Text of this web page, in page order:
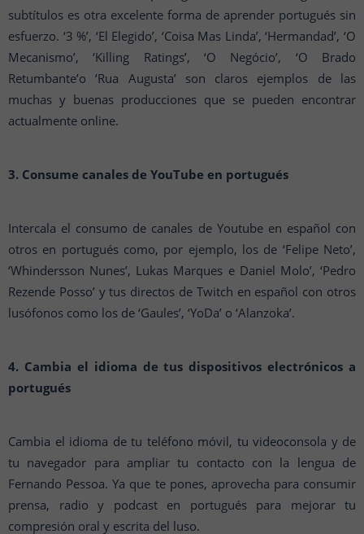
subtítulos es otra excelente forma de aprender portugués sin
esfuerzo. ‘3 %’, ‘El Elegido’, ‘Coisa Mas Linda’, ‘Hermandad’, ‘O
Mecanismo’, ‘Killing Ratings’, ‘O Negócio’, ‘O Brado
Retumbante’o ‘Rua Augusta’ son claros ejemplos de las
muchas y buenas producciones que se pueden encontrar
actualmente online.
3. Consume canales de YouTube en portugués
Intercala el consumo de canales de Youtube en español con
otros en portugués como, por ejemplo, los de ‘Felipe Neto’,
‘Whindersson Nunes’, Lukas Marques e Daniel Molo’, ‘Pedro
Rezende Posso’ y tus directos de Twitch en español con otros
lusófonos como los de ‘Gaules’, ‘YoDa’ o ‘Alanzoka’.
4. Cambia el idioma de tus dispositivos electrónicos a
portugués
Cambia el idioma de tu teléfono móvil, tu videoconsola y de
tu navegador para ampliar tu contacto con la lengua de
Fernando Pessoa. Ya que te pones, aprovecha para consumir
prensa, radio y podcast en portugués para mejorar tu
compresión oral y escrita del luso.